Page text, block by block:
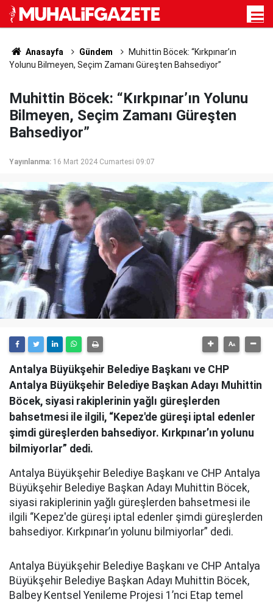
Anasayfa Gündem
Muhittin Böcek: “Kırkpınar’ın
Yolunu Bilmeyen, Seçim Zamanı Güreşten Bahsediyor”
Muhittin Böcek: “Kırkpınar’ın Yolunu
Bilmeyen, Seçim Zamanı Güreşten
Bahsediyor”
Yayınlanma: 16 Mart 2024 Cumartesi 09:07
Antalya Büyükşehir Belediye Başkanı ve CHP
Antalya Büyükşehir Belediye Başkan Adayı Muhittin
Böcek, siyasi rakiplerinin yağlı güreşlerden
bahsetmesi ile ilgili, “Kepez'de güreşi iptal edenler
şimdi güreşlerden bahsediyor. Kırkpınar’ın yolunu
bilmiyorlar” dedi.
Antalya Büyükşehir Belediye Başkanı ve CHP Antalya
Büyükşehir Belediye Başkan Adayı Muhittin Böcek,
siyasi rakiplerinin yağlı güreşlerden bahsetmesi ile
ilgili “Kepez'de güreşi iptal edenler şimdi güreşlerden
bahsediyor. Kırkpınar’ın yolunu bilmiyorlar” dedi.
Antalya Büyükşehir Belediye Başkanı ve CHP Antalya
Büyükşehir Belediye Başkan Adayı Muhittin Böcek,
Balbey Kentsel Yenileme Projesi 1’nci Etap temel